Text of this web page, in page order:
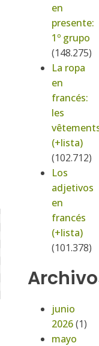
en
presente:
1º grupo
(148.275)
La ropa
en
francés:
les
(+lista)
(102.712)
Los
adjetivos
en
francés
(+lista)
(101.378)
junio
2026(1)
mayo